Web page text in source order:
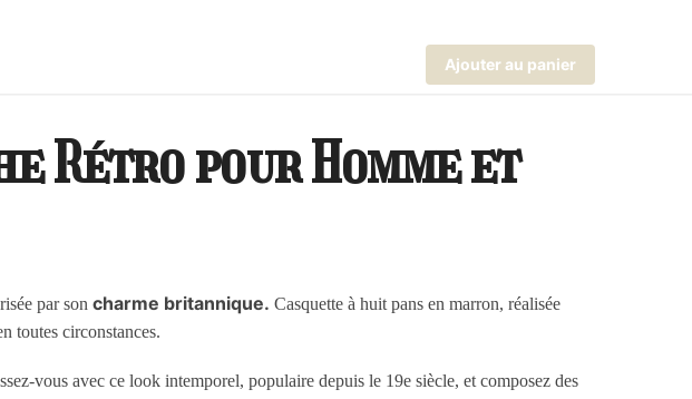
Ajouter au panier
Rétro pour Homme et
par soncharme britannique. Casquette à huit pans en marron, réalisée
toutes circonstances.
vous avec ce look intemporel, populaire depuis le 19e siècle, et composez des